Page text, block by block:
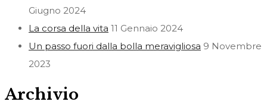
Giugno 2024
La corsa della vita 11 Gennaio 2024
Un passo fuori dalla bolla meravigliosa 9 Novembre
2023
Archivio